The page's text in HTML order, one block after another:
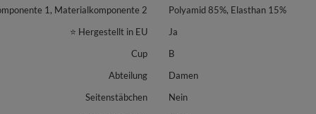
1, Materialkomponente 2
Polyamid 85%, Elasthan 15%
⭐ Hergestellt in EU
Ja
Cup
B
Abteilung
Damen
Seitenstäbchen
Nein